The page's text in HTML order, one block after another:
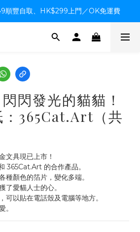
順豐自取、HK$299上門／OK免運費
順豐自取、HK$299上門／OK免運費
信用卡支付至8月中，造成不便感謝諒解
閃發光的貓貓！
：365Cat.Art（共
文具現已上市！
365Cat.Art 的合作產品。
種顏色的箔片，變化多端。
了愛貓人士的心。
可以貼在電話殼及電腦等地方。
。